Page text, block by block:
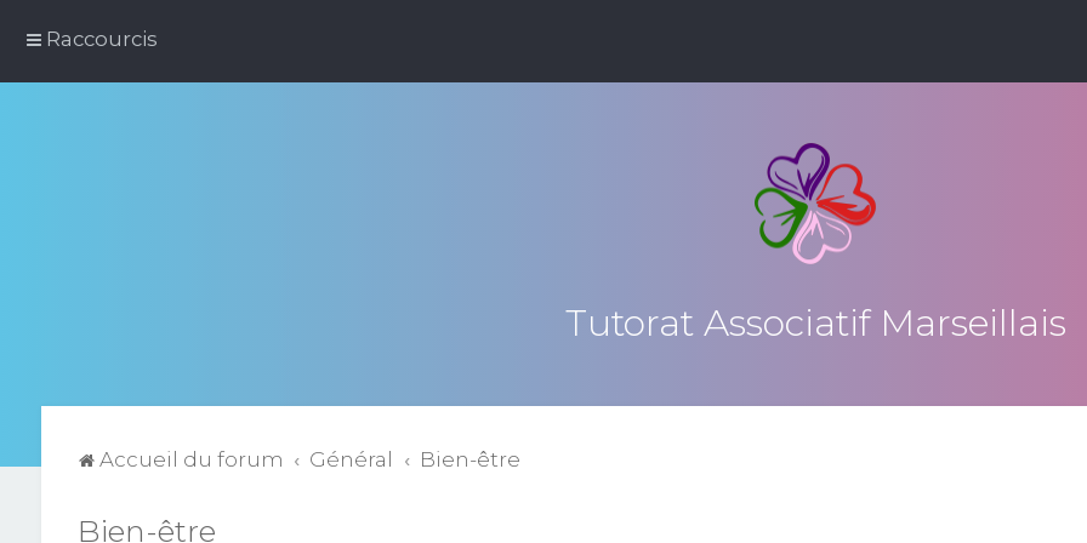
Raccourcis
Tutorat Associatif Marseillais
Accueil du forum Général Bien-être
Bien-être